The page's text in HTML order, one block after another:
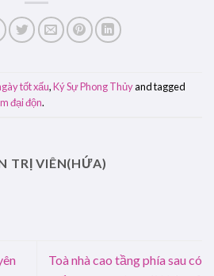
tốt xấu,Ký Sự Phong Thủyand tagged
đại độn.
TRỊ VIÊN(HỨA)
Toà nhà cao tầng phía sau có